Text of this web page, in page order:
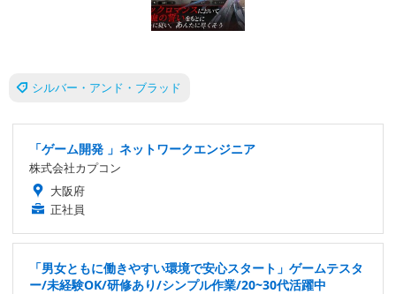
シルバー・アンド・ブラッド
「ゲーム開発 」ネットワークエンジニア
株式会社カプコン
大阪府
正社員
「男女ともに働きやすい環境で安心スタート」ゲームテスタ
ー/未経験OK/研修あり/シンプル作業/20~30代活躍中